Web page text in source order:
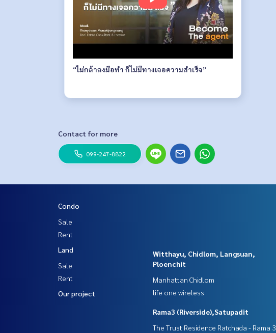
“ไม่กล้าลงมือทำ ก็ไม่มีทางเจอความสำเร็จ”
Contact for more
099-247-8822
Condo
Sale
Rent
Land
Sale
Rent
Our project
Witthayu, Chidlom, Langsuan,
Ploenchit
Manhattan Chidlom
life one wireless
Rama3 (Riverside),Satupadit
The Trust Residence Ratchada - Rama 3